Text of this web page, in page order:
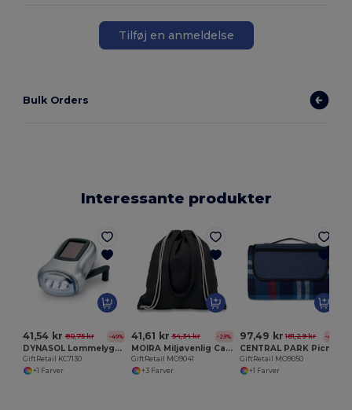
Tilføj en anmeldelse
Bulk Orders
Interessante produkter
41,54 kr 80,75 kr -49%
DYNASOL Lommelygte ECO
GiftRetail KC7130
+1 Farver
41,61 kr 54,34 kr -23%
MOIRA Miljøvenlig Canvas Indkøbstaske med Snor
GiftRetail MO9041
+3 Farver
97,49 kr 181,29 kr -46%
GiftRetail MO9050
+1 Farver